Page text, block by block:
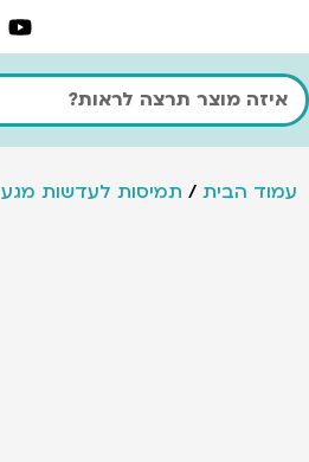
חיפוש
עמוד הבית / תמיסות לעדשות מגע